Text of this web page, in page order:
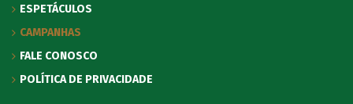
ESPETÁCULOS
CAMPANHAS
FALE CONOSCO
POLÍTICA DE PRIVACIDADE